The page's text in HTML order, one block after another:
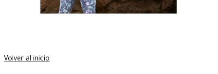
Volver al inicio